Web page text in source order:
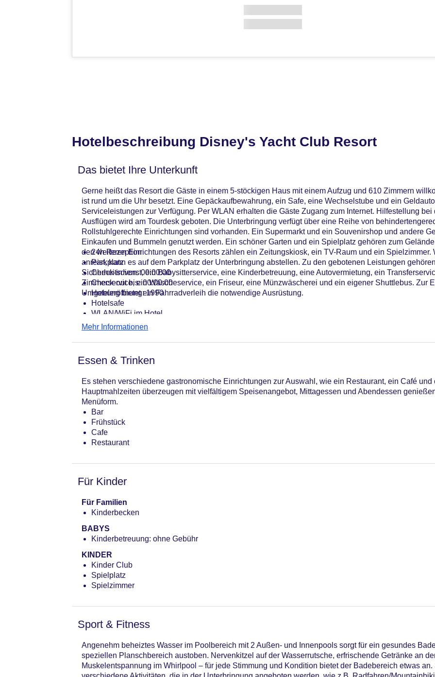
Hotelbeschreibung Disney's Yacht Club Resort
Das bietet Ihre Unterkunft
Gerne heißt das Resort die Gäste in einem 5-stöckigen Haus mit einem Aufzug und 610 Zimmern
ist rund um die Uhr besetzt. Eine Gepäckaufbewahrung, ein Safe, eine Wechselstube und ein
Serviceleistungen zur Verfügung. Per WLAN erhalten die Gäste Zugang zum Internet. Hilfestellung bei
Ausflügen wird am Tourdesk geboten. Die Unterbringung verfügt über eine Reihe von
Rollstuhlgerechte Einrichtungen sind vorhanden. Ein Supermarkt und ein Souvenirshop und andere
Einkaufen und Bummeln genutzt werden. Ein schöner Garten und ein Spielplatz gehören zum
den weiteren Einrichtungen des Resorts zählen ein Zeitungskiosk, ein TV-Raum und ein Spielzimmer.
anreist, kann es auf dem Parkplatz der Unterbringung abstellen. Zu den gebotenen Leistungen
Sicherheitsdienst, ein Babysitterservice, eine Kinderbetreuung, eine Autovermietung, ein
Zimmerservice, ein Wäscheservice, ein Friseur, eine Münzwäscherei und ein eigener Shuttlebus. Zur
Umgebung bietet ein Fahrradverleih die notwendige Ausrüstung.
24h Rezeption
Parkplatz
Check-in von: 00:00:00
Check-out bis: 00:00:00
Hoteleröffnung: 1990
Hotelsafe
WLAN/WiFi im Hotel
Lift
Anzahl der Aufzüge: 1
Zimmerservice: gegen Gebühr
Gesamtanzahl der Zimmer: 610
Pools:Kinderbecken, Beheizter Außenpool, Indoor Pool, Outdoor Pool, Wasserrutsche
Zahlungsarten: American Express, Diners Club, Mastercard, Visa
Landeskategorie: 4 Sterne
Mehr Informationen
Essen & Trinken
Es stehen verschiedene gastronomische Einrichtungen zur Auswahl, wie ein Restaurant, ein Café und
Hauptmahlzeiten überzeugen mit vielfältigem Speisenangebot, Mittagessen und Abendessen
Menüform.
Bar
Frühstück
Cafe
Restaurant
Für Kinder
Für Familien
Kinderbecken
BABYS
Kinderbetreuung: ohne Gebühr
KINDER
Kinder Club
Spielplatz
Spielzimmer
Sport & Fitness
Angenehm beheiztes Wasser im Poolbereich mit 2 Außen- und Innenpools sorgt für ein gesundes
speziellen Planschbereich austoben. Nervenkitzel auf der Wasserrutsche, erfrischende Getränke an
Muskelentspannung im Whirlpool – für jede Stimmung und Kondition bietet der Badebereich etwas